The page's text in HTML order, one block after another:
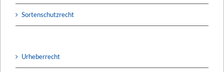
Sortenschutzrecht
Urheberrecht